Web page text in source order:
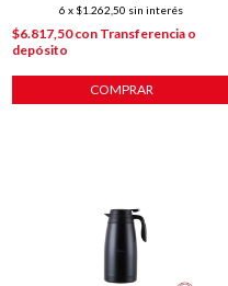
6 x $1.262,50 sin interés
$6.817,50con Transferencia o
depósito
COMPRAR